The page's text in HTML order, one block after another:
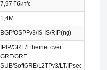
7,97 Гбит/c
1,4M
BGP/OSPFv3/IS-IS/RIP(ng)
IPIP/GRE/Ethernet over
GRE/GRE
SUB/SoftGRE/L2TPv3/LT/IPsec